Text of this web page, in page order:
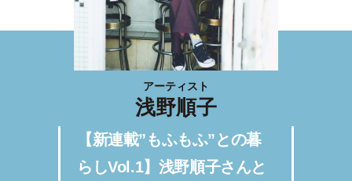
アーティスト
浅野順子
【新連載”もふもふ”との暮
らしVol.1】浅野順子さんと